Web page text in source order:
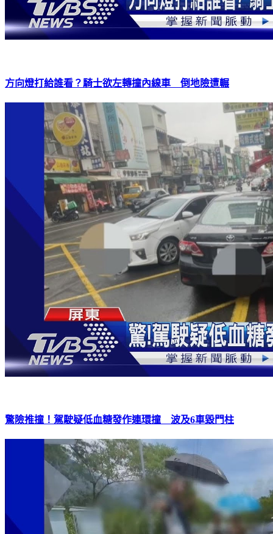
方向燈打給誰看？騎士欲左轉撞內線車 倒地險遭輾
驚險推撞！駕駛疑低血糖發作連環撞 波及6車毀門柱